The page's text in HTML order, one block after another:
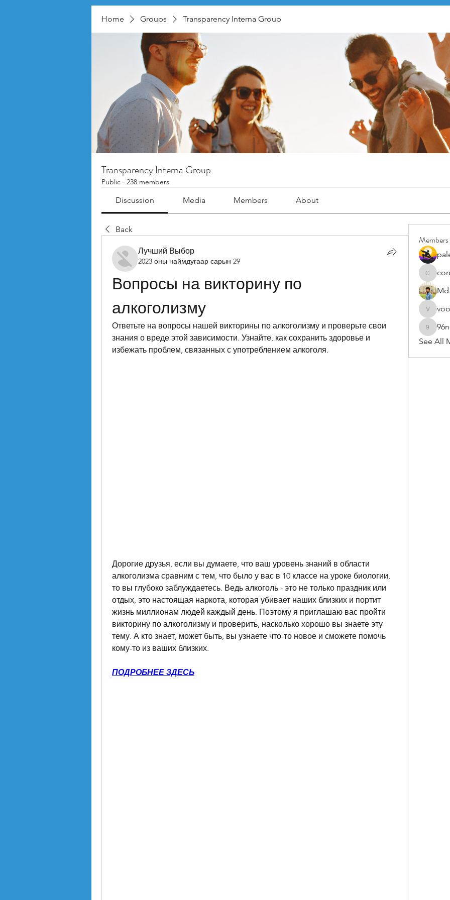
Home Groups Transparency Interna Group
Transparency Interna Group
Public · 238 members
Discussion Media Members About
Back
Лучший Выбор
2023 оны наймдугаар сарын 29
Вопросы на викторину по
алкоголизму
Ответьте на вопросы нашей викторины по алкоголизму и проверьте свои
знания о вреде этой зависимости. Узнайте, как сохранить здоровье и
избежать проблем, связанных с употреблением алкоголя.
Дорогие друзья, если вы думаете, что ваш уровень знаний в области
алкоголизма сравним с тем, что было у вас в 10 классе на уроке биологии,
то вы глубоко заблуждаетесь. Ведь алкоголь - это не только праздник или
отдых, это настоящая наркота, которая убивает наших близких и портит
жизнь миллионам людей каждый день. Поэтому я приглашаю вас пройти
викторину по алкоголизму и проверить, насколько хорошо вы знаете эту
тему. А кто знает, может быть, вы узнаете что-то новое и сможете помочь
кому-то из ваших близких.
ПОДРОБНЕЕ ЗДЕСЬ
Members
See All